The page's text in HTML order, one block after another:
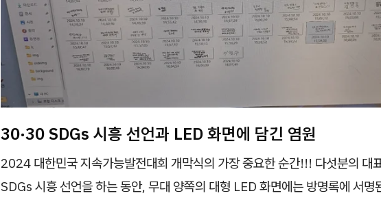
30·30 SDGs 시흥 선언과 LED 화면에 담긴 염원
2024 대한민국 지속가능발전대회 개막식의 가장 중요한 순간!!! 다섯분의 대
SDGs 시흥 선언을 하는 동안, 무대 양쪽의 대형 LED 화면에는 방명록에 서명